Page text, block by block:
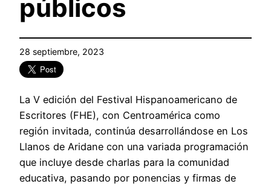
públicos
28 septiembre, 2023
La V edición del Festival Hispanoamericano de
Escritores (FHE), con Centroamérica como
región invitada, continúa desarrollándose en Los
Llanos de Aridane con una variada programación
que incluye desde charlas para la comunidad
educativa, pasando por ponencias y firmas de